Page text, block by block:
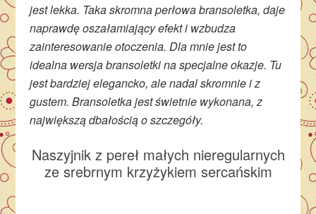
jest lekka. Taka skromna perłowa bransoletka, daje
naprawdę oszałamiający efekt i wzbudza
zainteresowanie otoczenia. Dla mnie jest to
idealna wersja bransoletki na specjalne okazje. Tu
jest bardziej elegancko, ale nadal skromnie i z
gustem. Bransoletka jest świetnie wykonana, z
największą dbałością o szczegóły.
Naszyjnik z pereł małych nieregularnych
ze srebrnym krzyżykiem sercańskim